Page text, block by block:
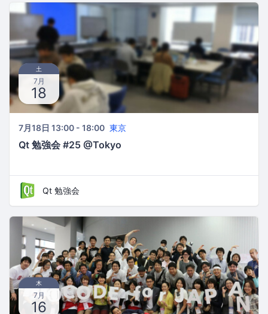
土
7月
18
7月18日 13:00 - 18:00 東京
Qt 勉強会 #25 @Tokyo
Qt 勉強会
木
7月
16